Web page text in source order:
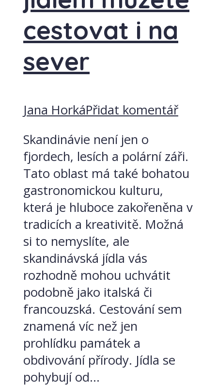
cestovat i na
sever
Jana HorkáPřidat komentář
Skandinávie není jen o
fjordech, lesích a polární záři.
Tato oblast má také bohatou
gastronomickou kulturu,
která je hluboce zakořeněna v
tradicích a kreativitě. Možná
si to nemyslíte, ale
skandinávská jídla vás
rozhodně mohou uchvátit
podobně jako italská či
francouzská. Cestování sem
znamená víc než jen
prohlídku památek a
obdivování přírody. Jídla se
pohybují od...